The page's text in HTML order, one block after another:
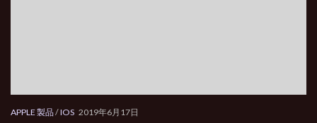
APPLE 製品/IOS 2019年6月17日